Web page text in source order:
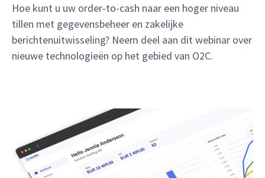
Hoe kunt u uw order-to-cash naar een hoger niveau
tillen met gegevensbeheer en zakelijke
berichtenuitwisseling? Neem deel aan dit webinar over
nieuwe technologieën op het gebied van O2C.